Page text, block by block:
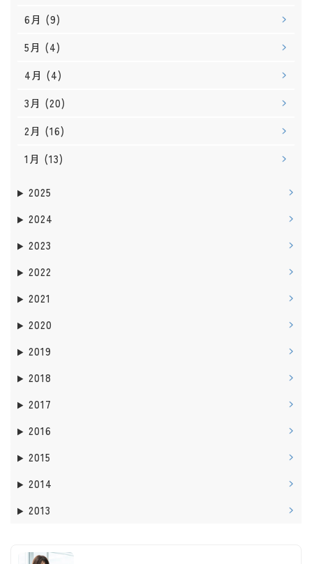
6月 (9)
5月 (4)
4月 (4)
3月 (20)
2月 (16)
1月 (13)
2025
2024
2023
2022
2021
2020
2019
2018
2017
2016
2015
2014
2013